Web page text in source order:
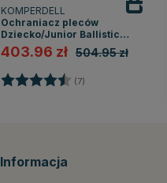
KOMPERDELL
Ochraniacz pleców
Dziecko/Junior Ballistic
Czarny/Różowy
403.96 zł 504.95 zł
Ocena: (7)
Informacja